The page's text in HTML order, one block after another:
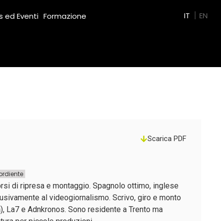
ed Eventi Formazione IT EN
Scarica PDF
di ripresa e montaggio. Spagnolo ottimo, inglese
al videogiornalismo. Scrivo, giro e monto
e Adnkronos. Sono residente a Trento ma